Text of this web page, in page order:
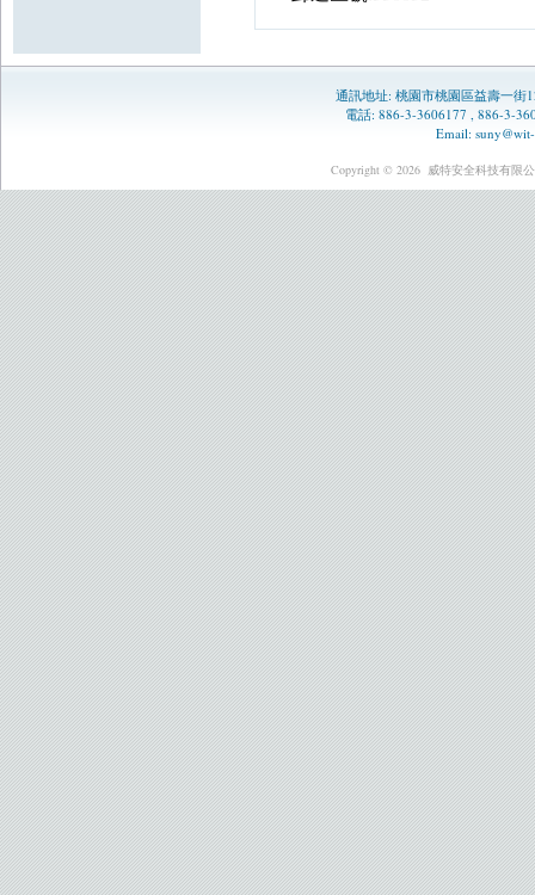
通訊地址: 桃園市桃園區益壽一街
電話: 886-3-3606177 , 886-3-
Email:
Copyright © 2026 威特安全科技有限